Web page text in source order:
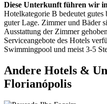
Diese Unterkunft führen wir
Hotelkategorie B bedeutet gutes
guter Lage. Zimmer und Bäder
Ausstattung der Zimmer
Serviceangebote des Hotels
Swimmingpool und meist 3-5
Andere Hotels &
Florianópolis